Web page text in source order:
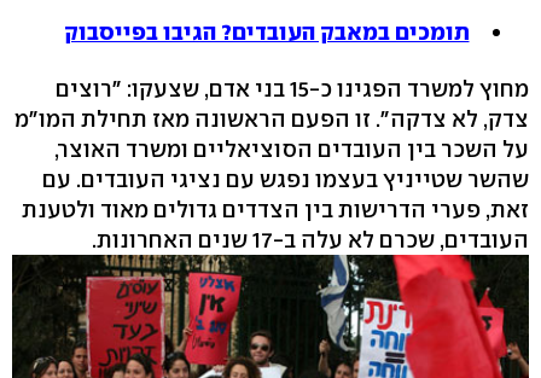
תומכים במאבק העובדים? הגיבו בפייסבוק
מחוץ למשרד הפגינו כ-15 בני אדם, שצעקו: "רוצים
צדק, לא צדקה". זו הפעם הראשונה מאז תחילת המו"מ
על השכר בין העובדים הסוציאליים ומשרד האוצר,
שהשר שטייניץ בעצמו נפגש עם נציגי העובדים. עם
זאת, פערי הדרישות בין הצדדים גדולים מאוד ולטענת
העובדים, שכרם לא עלה ב-17 שנים האחרונות.